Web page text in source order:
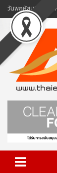
Skip
to
content
วันพฤหัสบดี, สิงหา
ข่าวพลังงานแล